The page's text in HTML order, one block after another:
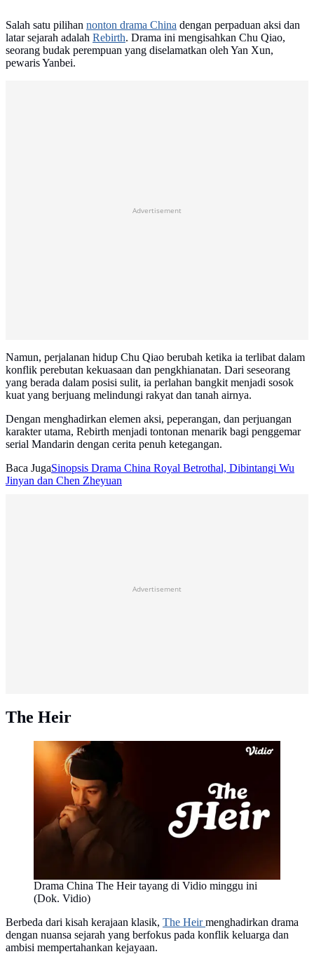
Salah satu pilihan nonton drama China dengan perpaduan aksi dan
latar sejarah adalah Rebirth. Drama ini mengisahkan Chu Qiao,
seorang budak perempuan yang diselamatkan oleh Yan Xun,
pewaris Yanbei.
Advertisement
Namun, perjalanan hidup Chu Qiao berubah ketika ia terlibat dalam
konflik perebutan kekuasaan dan pengkhianatan. Dari seseorang
yang berada dalam posisi sulit, ia perlahan bangkit menjadi sosok
kuat yang berjuang melindungi rakyat dan tanah airnya.
Dengan menghadirkan elemen aksi, peperangan, dan perjuangan
karakter utama, Rebirth menjadi tontonan menarik bagi penggemar
serial Mandarin dengan cerita penuh ketegangan.
Baca JugaSinopsis Drama China Royal Betrothal, Dibintangi Wu
Jinyan dan Chen Zheyuan
Advertisement
The Heir
Drama China The Heir tayang di Vidio minggu ini
(Dok. Vidio)
Berbeda dari kisah kerajaan klasik, The Heirmenghadirkan drama
dengan nuansa sejarah yang berfokus pada konflik keluarga dan
ambisi mempertahankan kejayaan.